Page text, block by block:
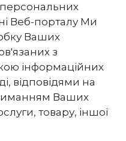
Веб-порталу Ми
Ваших
з
інформаційних
відповідями на
Ваших
товару, іншої